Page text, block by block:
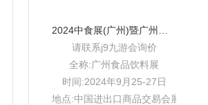
请联系j9九游会询价
全称:广州食品饮料展
时间:2024年9月25-27日
地点:中国进出口商品交易会展馆b区